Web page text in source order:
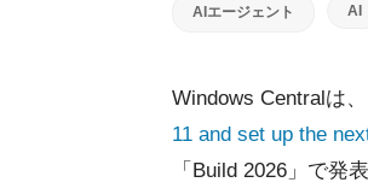
AIエージェント AI
Windows Centralは、
11 and set up the
「Build 2026」で発